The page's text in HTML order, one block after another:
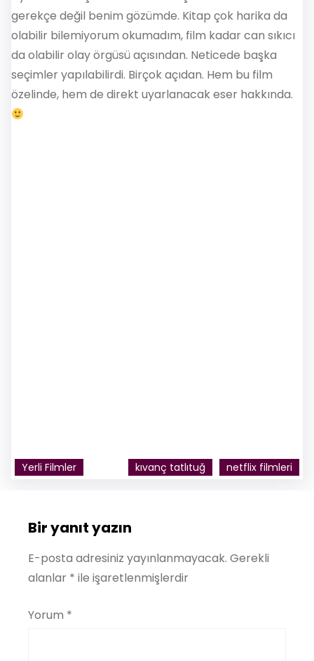
gerekçe değil benim gözümde. Kitap çok harika da
olabilir bilemiyorum okumadım, film kadar can sıkıcı
da olabilir olay örgüsü açısından. Neticede başka
seçimler yapılabilirdi. Birçok açıdan. Hem bu film
özelinde, hem de direkt uyarlanacak eser hakkında.
Yerli Filmler kıvanç tatlıtuğ netflix filmleri
Bir yanıt yazın
E-posta adresiniz yayınlanmayacak. Gerekli
alanlar * ile işaretlenmişlerdir
Yorum *